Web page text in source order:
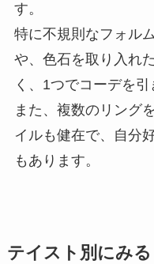
す。
特に不規則なフォル
や、色石を取り入れ
く、1つでコーデを引
また、複数のリング
イルも健在で、自分
もあります。
テイスト別にみ